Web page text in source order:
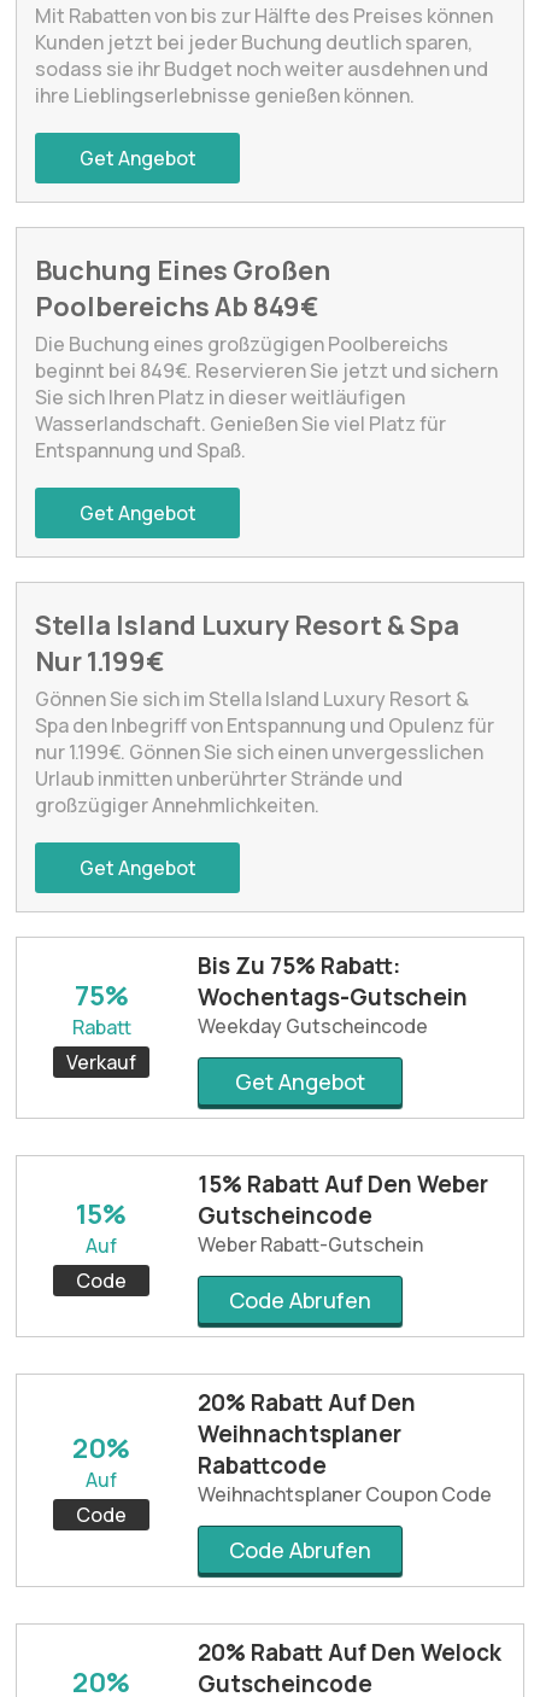
Mit Rabatten von bis zur Hälfte des Preises können
Kunden jetzt bei jeder Buchung deutlich sparen,
sodass sie ihr Budget noch weiter ausdehnen und
ihre Lieblingserlebnisse genießen können.
Get Angebot
Buchung Eines Großen
Poolbereichs Ab 849€
Die Buchung eines großzügigen Poolbereichs
beginnt bei 849€. Reservieren Sie jetzt und sichern
Sie sich Ihren Platz in dieser weitläufigen
Wasserlandschaft. Genießen Sie viel Platz für
Entspannung und Spaß.
Get Angebot
Stella Island Luxury Resort & Spa
Nur 1.199€
Gönnen Sie sich im Stella Island Luxury Resort &
Spa den Inbegriff von Entspannung und Opulenz für
nur 1.199€. Gönnen Sie sich einen unvergesslichen
Urlaub inmitten unberührter Strände und
großzügiger Annehmlichkeiten.
Get Angebot
75%
Rabatt
Verkauf
Bis Zu 75% Rabatt:
Wochentags-Gutschein
Weekday Gutscheincode
Get Angebot
15%
Auf
Code
15% Rabatt Auf Den Weber
Gutscheincode
Weber Rabatt-Gutschein
Code Abrufen
20%
Auf
Code
20% Rabatt Auf Den
Weihnachtsplaner
Rabattcode
Weihnachtsplaner Coupon Code
Code Abrufen
20%
20% Rabatt Auf Den Welock
Gutscheincode